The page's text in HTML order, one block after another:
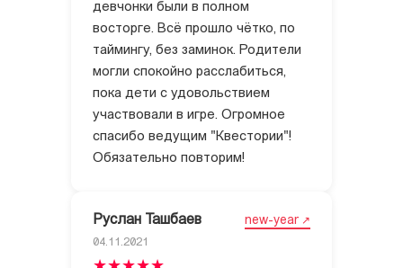
девчонки были в полном
восторге. Всё прошло чётко, по
таймингу, без заминок. Родители
могли спокойно расслабиться,
пока дети с удовольствием
участвовали в игре. Огромное
спасибо ведущим "Квестории"!
Обязательно повторим!
Руслан Ташбаев new-year
04.11.2021